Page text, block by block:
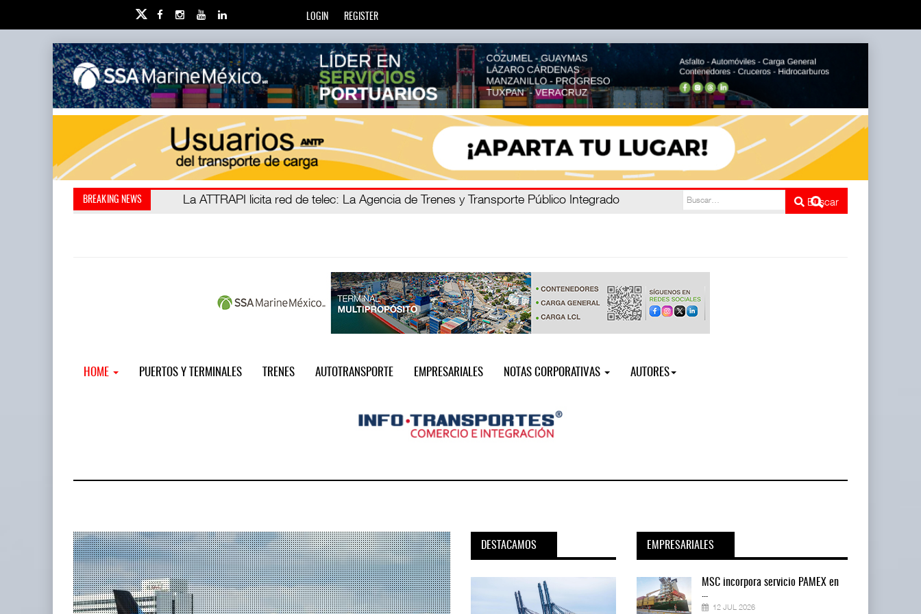
LOGIN REGISTER
BREAKING NEWS IT-ANÁLISIS: Puerto Lázaro C
La ATTRAPI licita red de telec: La Agencia de Trenes y Transporte Público Integrado
Buscar
HOME PUERTOS Y TERMINALES TRENES AUTOTRANSPORTE EMPRESARIALES NOTAS CORPORATIVAS AUTORES
DESTACAMOS EMPRESARIALES
MSC incorpora servicio PAMEX en
...
12 JUL 2026
MSC incorpora servicio PAMEX en
12 JUL 2026
MSC incorpora servicio PAMEX en
12 JUL 2026